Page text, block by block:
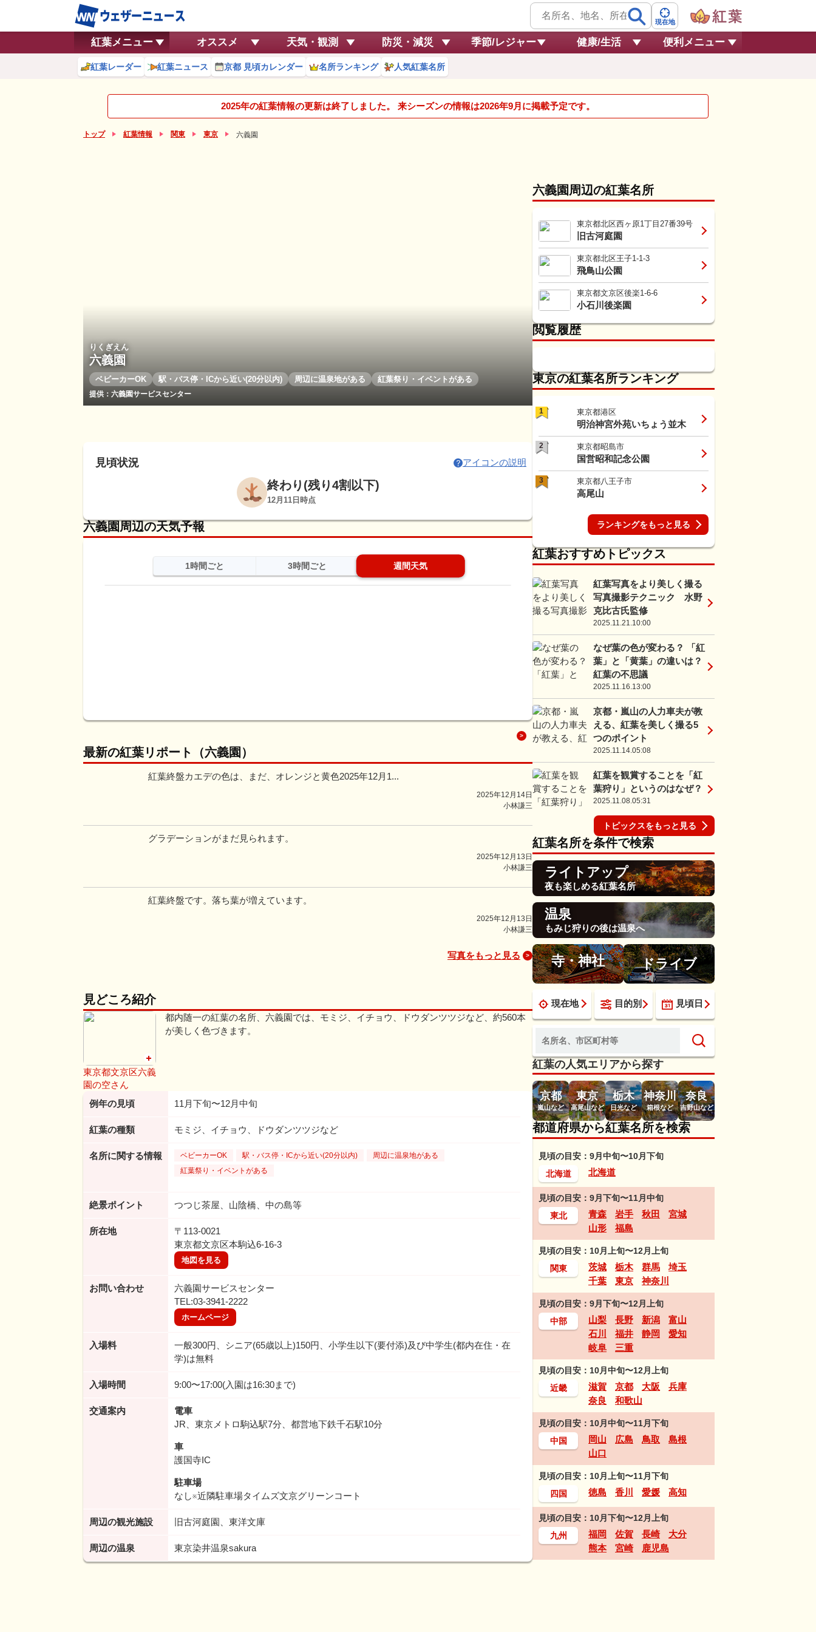
現在地
紅葉メニュー オススメ 天気・観測 防災・減災 季節/レジャー 健康/生活 便利メニュー
紅葉レーダー 紅葉ニュース 京都 見頃カレンダー 名所ランキング 人気紅葉名所
2025年の紅葉情報の更新は終了しました。 来シーズンの情報は2026年9月に掲載予定です。
トップ 紅葉情報 関東 東京 六義園
りくぎえん
六義園
ベビーカーOK 駅・バス停・ICから近い(20分以内) 周辺に温泉地がある 紅葉祭り・イベントがある
提供：六義園サービスセンター
見頃状況 アイコンの説明
終わり(残り4割以下)
12月11日時点
六義園周辺の天気予報
1時間ごと 3時間ごと 週間天気
最新の紅葉リポート（六義園）
紅葉終盤カエデの色は、まだ、オレンジと黄色2025年12月1...
2025年12月14日
小林謙三
グラデーションがまだ見られます。
2025年12月13日
小林謙三
紅葉終盤です。落ち葉が増えています。
2025年12月13日
小林謙三
写真をもっと見る
見どころ紹介
東京都文京区六義
園の空さん
都内随一の紅葉の名所、六義園では、モミジ、イチョウ、ドウダンツツジなど、約560本
が美しく色づきます。
例年の見頃 11月下旬〜12月中旬
紅葉の種類 モミジ、イチョウ、ドウダンツツジなど
名所に関する情報 ベビーカーOK 駅・バス停・ICから近い(20分以内)
周辺に温泉地がある
紅葉祭り・イベントがある
絶景ポイント つつじ茶屋、山陰橋、中の島等
所在地
〒113-0021
東京都文京区本駒込6-16-3
地図を見る
お問い合わせ
六義園サービスセンター
TEL:03-3941-2222
ホームページ
入場料
一般300円、シニア(65歳以上)150円、小学生以下(要付添)及び中学生(都内在住・在
学)は無料
入場時間 9:00〜17:00(入園は16:30まで)
交通案内
電車
JR、東京メトロ駒込駅7分、都営地下鉄千石駅10分
車
護国寺IC
駐車場
なし※近隣駐車場タイムズ文京グリーンコート
周辺の観光施設 旧古河庭園、東洋文庫
周辺の温泉 東京染井温泉sakura
六義園周辺の紅葉名所
東京都北区西ヶ原1丁目27番39号
旧古河庭園
東京都北区王子1-1-3
飛鳥山公園
東京都文京区後楽1-6-6
小石川後楽園
閲覧履歴
東京の紅葉名所ランキング
1 東京都港区
明治神宮外苑いちょう並木
2 東京都昭島市
国営昭和記念公園
3 東京都八王子市
高尾山
ランキングをもっと見る
紅葉おすすめトピックス
紅葉写真をより美しく撮る
写真撮影テクニック 水野
克比古氏監修
2025.11.21.10:00
なぜ葉の色が変わる？ 「紅
葉」と「黄葉」の違いは？
紅葉の不思議
2025.11.16.13:00
京都・嵐山の人力車夫が教
える、紅葉を美しく撮る5
つのポイント
2025.11.14.05:08
紅葉を観賞することを「紅
葉狩り」というのはなぜ？
2025.11.08.05:31
トピックスをもっと見る
紅葉名所を条件で検索
ライトアップ
夜も楽しめる紅葉名所
温泉
もみじ狩りの後は温泉へ
寺・神社 ドライブ
現在地 目的別 見頃日
紅葉の人気エリアから探す
京都
嵐山など
東京
高尾山など
栃木
日光など
神奈川
箱根など
奈良
吉野山など
都道府県から紅葉名所を検索
見頃の目安：9月中旬〜10月下旬
北海道
北海道
見頃の目安：9月下旬〜11月中旬
東北
青森 岩手 秋田
宮城
山形
福島
見頃の目安：10月上旬〜12月上旬
関東
茨城 栃木 群馬
埼玉
千葉
東京 神奈川
見頃の目安：9月下旬〜12月上旬
中部
山梨 長野 新潟
富山
石川
福井 静岡
愛知
岐阜
三重
見頃の目安：10月中旬〜12月上旬
近畿
滋賀 京都 大阪
兵庫
奈良
和歌山
見頃の目安：10月中旬〜11月下旬
中国
岡山 広島 鳥取
島根
山口
見頃の目安：10月上旬〜11月下旬
四国
徳島 香川 愛媛 高知
見頃の目安：10月下旬〜12月上旬
九州
福岡 佐賀 長崎
大分
熊本
宮崎 鹿児島